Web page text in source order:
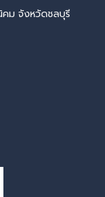
คม จังหวัดชลบุรี